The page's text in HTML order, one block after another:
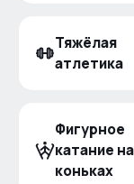
Тяжёлая
атлетика
Фигурное
катание на
коньках